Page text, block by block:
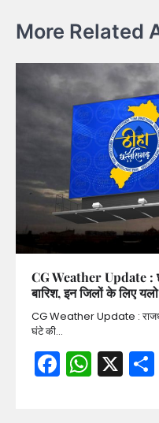
More Related
CG Weather Update :
बारिश, इन जिलों के लिए
CG Weather Update :
घंटे की…
X